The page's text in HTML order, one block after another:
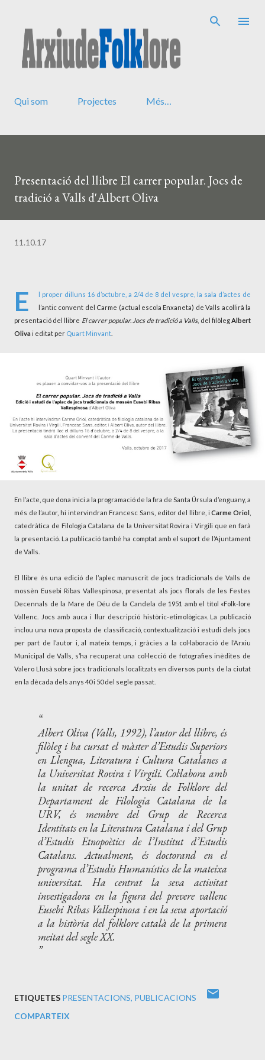
Qui som Projectes Més…
Presentació del llibre El carrer popular. Jocs de
tradició a Valls d'Albert Oliva
11.10.17
E
l proper dilluns 16 d’octubre, a 2/4 de 8 del vespre, la sala d’actes de
l’antic convent del Carme (actual escola Enxaneta) de Valls acollirà la
presentació del llibre El carrer popular. Jocs de tradició a Valls, del filòlegAlbert
Olivai editat per Quart Minvant
En l’acte, que dona inici a la programació de la fira de Santa Úrsula d’enguany, a
més de l’autor, hi intervindran Francesc Sans, editor del llibre, iCarme Oriol
catedràtica de Filologia Catalana de la Universitat Rovira i Virgili que en farà
la presentació. La publicació també ha comptat amb el suport de l’Ajuntament
de Valls.
El llibre és una edició de l’aplec manuscrit de jocs tradicionals de Valls de
mossèn Eusebi Ribas Vallespinosa, presentat als jocs florals de les Festes
Decennals de la Mare de Déu de la Candela de 1951 amb el títol «Folk-lore
Vallenc. Jocs amb auca i llur descripció històric-etimològica». La publicació
inclou una nova proposta de classificació, contextualització i estudi dels jocs
per part de l’autor i, al mateix temps, i gràcies a la col·laboració de l’Arxiu
Municipal de Valls, s’ha recuperat una col·lecció de fotografies inèdites de
Valero Llusà sobre jocs tradicionals localitzats en diversos punts de la ciutat
en la dècada dels anys 40 i 50 del segle passat.
Albert Oliva (Valls, 1992), l’autor del llibre, és
filòleg i ha cursat el màster d’Estudis Superiors
en Llengua, Literatura i Cultura Catalanes a
la Universitat Rovira i Virgili. Col·labora amb
la unitat de recerca Arxiu de Folklore del
Departament de Filologia Catalana de la
URV, és membre del Grup de Recerca
Identitats en la Literatura Catalana i del Grup
d’Estudis Etnopoètics de l’Institut d’Estudis
Catalans. Actualment, és doctorand en el
programa d’Estudis Humanístics de la mateixa
universitat. Ha centrat la seva activitat
investigadora en la figura del prevere vallenc
Eusebi Ribas Vallespinosa i en la seva aportació
a la història del folklore català de la primera
meitat del segle XX.
ETIQUETES PRESENTACIONS PUBLICACIONS
COMPARTEIX